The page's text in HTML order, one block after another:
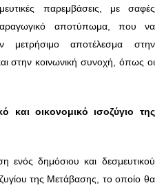
παρεμβάσεις, με σαφές
αποτύπωμα, που να
μετρήσιμο αποτέλεσμα στην
στην κοινωνική συνοχή, όπως οι
και οικονομικό ισοζύγιο της
ενός δημόσιου και δεσμευτικού
της Μετάβασης, το οποίο θα